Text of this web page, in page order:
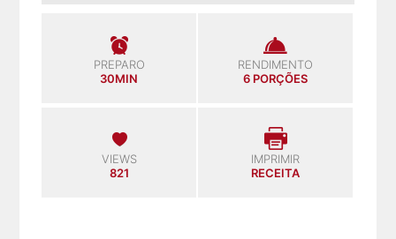
PREPARO
30MIN
RENDIMENTO
6 PORÇÕES
VIEWS
821
IMPRIMIR
RECEITA